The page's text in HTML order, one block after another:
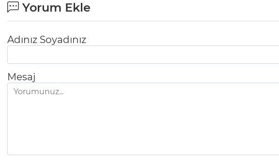
Yorum Ekle
Adınız Soyadınız
Mesaj